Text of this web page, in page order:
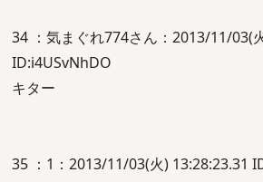
34 ：気まぐれ774さん：2013/11/03(
ID:i4USvNhDO
キター
35 ：1：2013/11/03(火) 13:28:23.31